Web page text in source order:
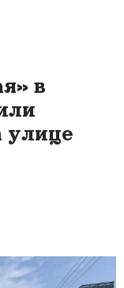
в
улице